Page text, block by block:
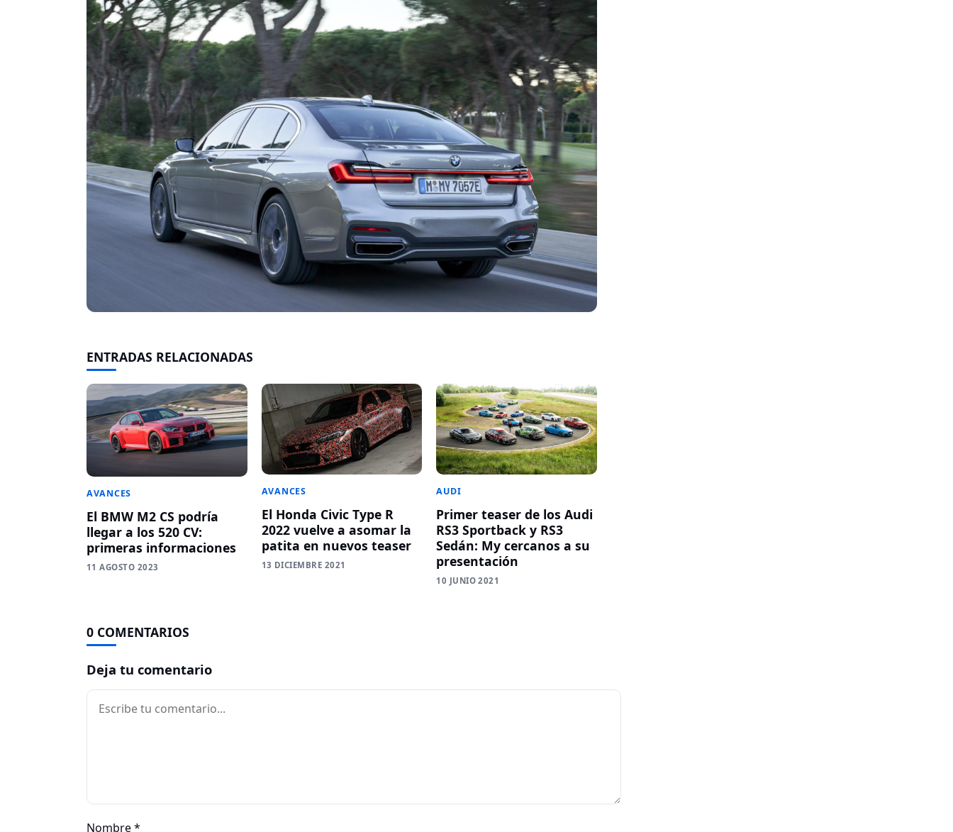
ENTRADAS RELACIONADAS
AVANCES
El BMW M2 CS podría
llegar a los 520 CV:
primeras informaciones
11 AGOSTO 2023
AVANCES
El Honda Civic Type R
2022 vuelve a asomar la
patita en nuevos teaser
13 DICIEMBRE 2021
AUDI
Primer teaser de los Audi
RS3 Sportback y RS3
Sedán: My cercanos a su
presentación
10 JUNIO 2021
0 COMENTARIOS
Deja tu comentario
Comentario
Nombre*